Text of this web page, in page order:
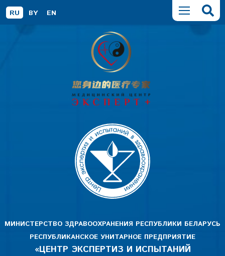
RU BY EN
МИНИСТЕРСТВО ЗДРАВООХРАНЕНИЯ РЕСПУБЛИКИ БЕЛАРУСЬ
РЕСПУБЛИКАНСКОЕ УНИТАРНОЕ ПРЕДПРИЯТИЕ
«ЦЕНТР ЭКСПЕРТИЗ И ИСПЫТАНИЙ